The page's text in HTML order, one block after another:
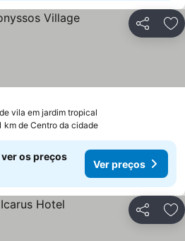
Partilhar
vila em jardim tropical
km de Centro da cidade
os preços
Ver preços
Partilhar